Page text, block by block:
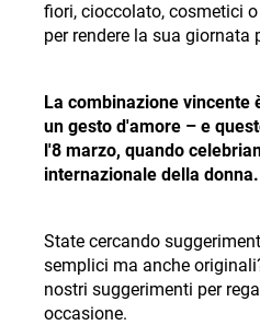
fiori, cioccolato, cosmetici
per rendere la sua giornata
La combinazione vincente
un gesto d'amore – e
l'8 marzo, quando
internazionale della donna.
State cercando
semplici ma anche
nostri suggerimenti per
occasione.